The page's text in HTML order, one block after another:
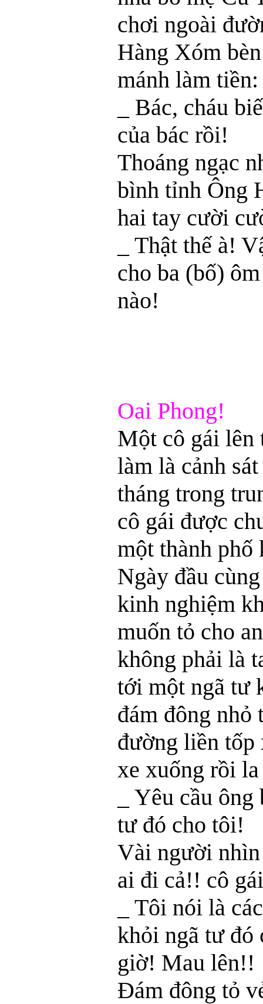
chơi ngoài
Hàng Xóm
mánh làm tiền:
_ Bác, cháu
của bác rồi!
Thoáng ngạc
bình tỉnh Ông
hai tay cười
_ Thật thế à!
cho ba (bố)
nào!
Oai Phong!
Một cô gái
làm là cảnh
tháng trong
cô gái được
một thành phố
Ngày đầu
kinh nghiệm
muốn tỏ cho
không phải là
tới một ngã tư
đám đông nhỏ
đường liền tốp
xe xuống rồi
_ Yêu cầu
tư đó cho tôi!
Vài người
ai đi cả!! cô
_ Tôi nói là
khỏi ngã tư đó
giờ! Mau lên!!
Đám đông tỏ